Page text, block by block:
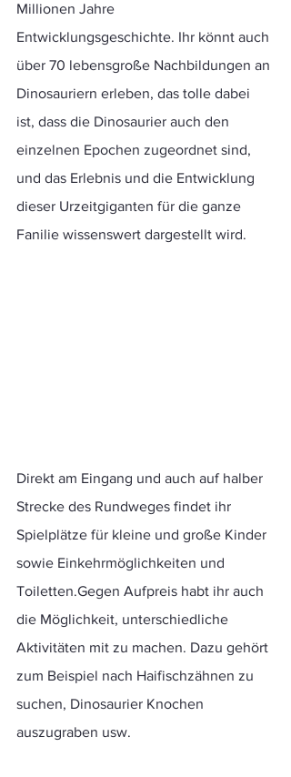
Millionen Jahre
Entwicklungsgeschichte. Ihr könnt auch
über 70 lebensgroße Nachbildungen an
Dinosauriern erleben, das tolle dabei
ist, dass die Dinosaurier auch den
einzelnen Epochen zugeordnet sind,
und das Erlebnis und die Entwicklung
dieser Urzeitgiganten für die ganze
Fanilie wissenswert dargestellt wird.
Direkt am Eingang und auch auf halber
Strecke des Rundweges findet ihr
Spielplätze für kleine und große Kinder
sowie Einkehrmöglichkeiten und
Toiletten.Gegen Aufpreis habt ihr auch
die Möglichkeit, unterschiedliche
Aktivitäten mit zu machen. Dazu gehört
zum Beispiel nach Haifischzähnen zu
suchen, Dinosaurier Knochen
auszugraben usw.